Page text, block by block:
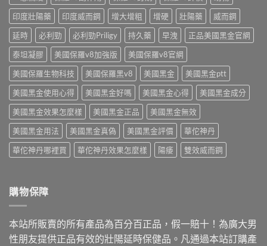
中
點
破
3
大
陷
阱〉
中
嗎？
藥
師
解
析
學
名
藥〉
中
印度壯陽藥
印度威而鋼 增大增粗 增硬 壯陽藥
威而鋼
延時
必利勁 必利勁Priligy 持久藥 早洩
正品美國黑金官網
泰坦凝膠
美國保羅v8加強版
美國保羅v8官網
美國保羅生物科技
美國保羅黑v8 美國黑金
美國黑金ptt
美國黑金使用心得
美國黑金好嗎 美國黑金心得
美國黑金成分
美國黑金效果怎麼樣
美國黑金正品
美國黑金無效
美國黑金用法
美國黑金真偽 美國黑金評價
華佗神丹
華佗神丹哪裡買
華佗神丹效果怎麼樣 陽痿 雙效威而鋼
購物保障
本站所販賣的所有產品為百分百正品，假一賠十！為廣大男
性朋友提供正品有效的壯陽延時保健品。凡通過本站訂購產